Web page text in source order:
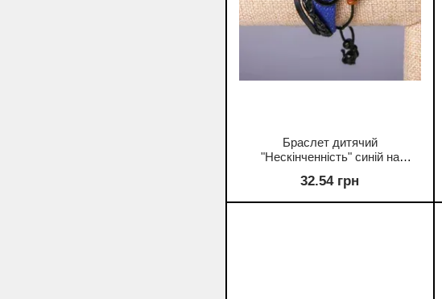
Браслет дитячий
"Нескінченність" синій на
32.54 грн